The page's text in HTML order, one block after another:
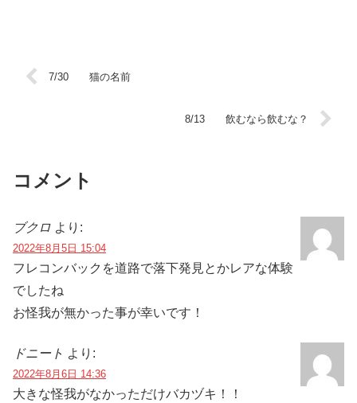
7/30 猫の名前
8/13 飲むなら飲むな？
コメント
ブクロ より:
2022年8月5日 15:04
フレコンバックを道路で落下発見とかレアな体験
でしたね
お怪我が無かった事が幸いです！
ドニート より:
2022年8月6日 14:36
大きな怪我がなかっただけバカヅキ！！